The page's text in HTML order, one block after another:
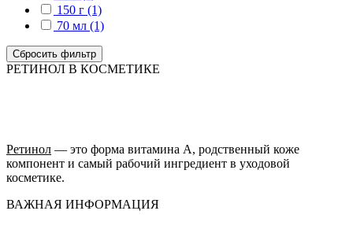
150 г (1)
70 мл (1)
Сбросить фильтр
РЕТИНОЛ В КОСМЕТИКЕ
Ретинол — это форма витамина А, родственный коже
компонент и самый рабочий ингредиент в уходовой
косметике.
ВАЖНАЯ ИНФОРМАЦИЯ